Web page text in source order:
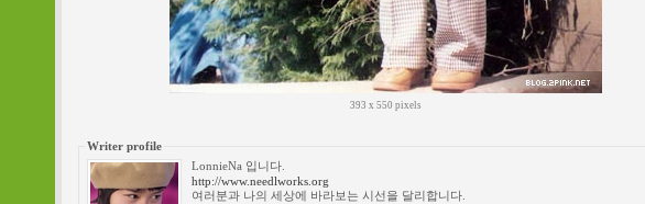
393 x 550 pixels
Writer profile
LonnieNa 입니다.
http://www.needlworks.org
여러분과 나의 세상에 바라보는 시선을 달리합니다.